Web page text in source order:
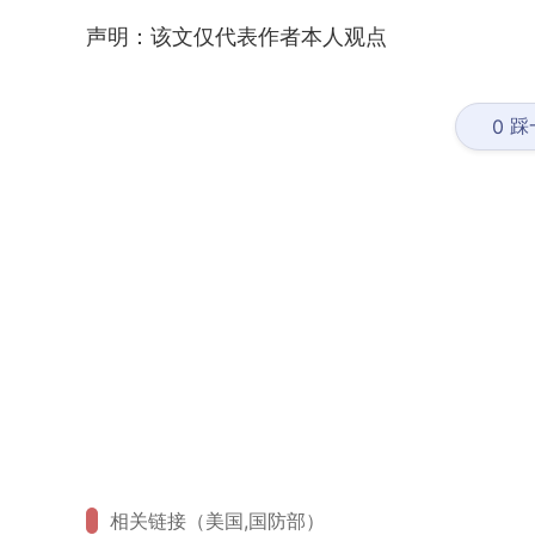
声明：该文仅代表作者本人观点
0 踩
相关链接（美国,国防部）